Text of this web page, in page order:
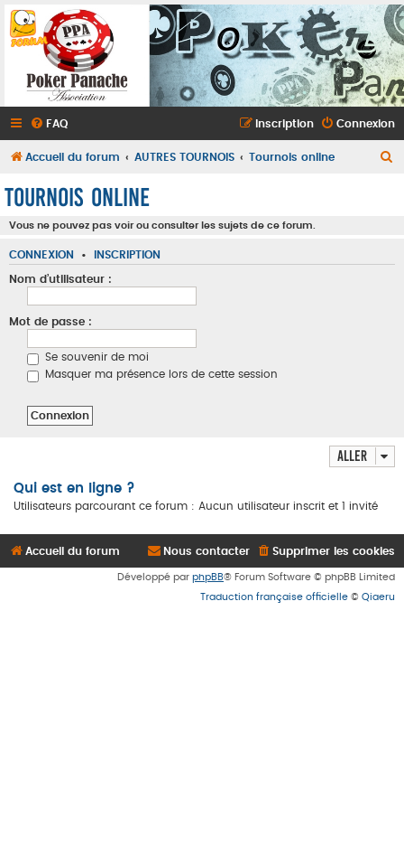
FAQ Connexion
Inscription
Accueil du forum AUTRES TOURNOIS Tournois online
Tournois online
Vous ne pouvez pas voir ou consulter les sujets de ce forum.
CONNEXION • INSCRIPTION
Nom d’utilisateur :
Mot de passe :
Se souvenir de moi
Masquer ma présence lors de cette session
Aller
Qui est en ligne ?
Utilisateurs parcourant ce forum : Aucun utilisateur inscrit et 1 invité
Accueil du forum Supprimer les cookies
Nous contacter
Développé par phpBB® Forum Software © phpBB Limited
Traduction française officielle © Qiaeru